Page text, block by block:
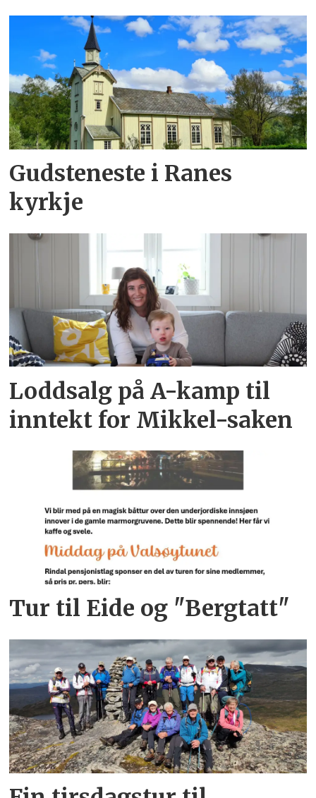
Gudsteneste i Ranes
kyrkje
Loddsalg på A-kamp til
inntekt for Mikkel-saken
Tur til Eide og "Bergtatt"